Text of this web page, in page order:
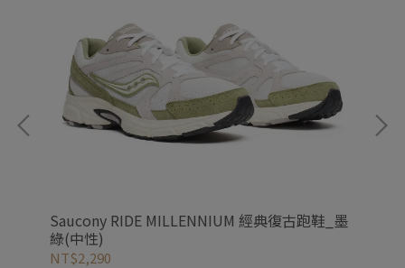
Saucony RIDE MILLENNIUM 經典復古跑鞋_墨
綠(中性)
NT$2,290